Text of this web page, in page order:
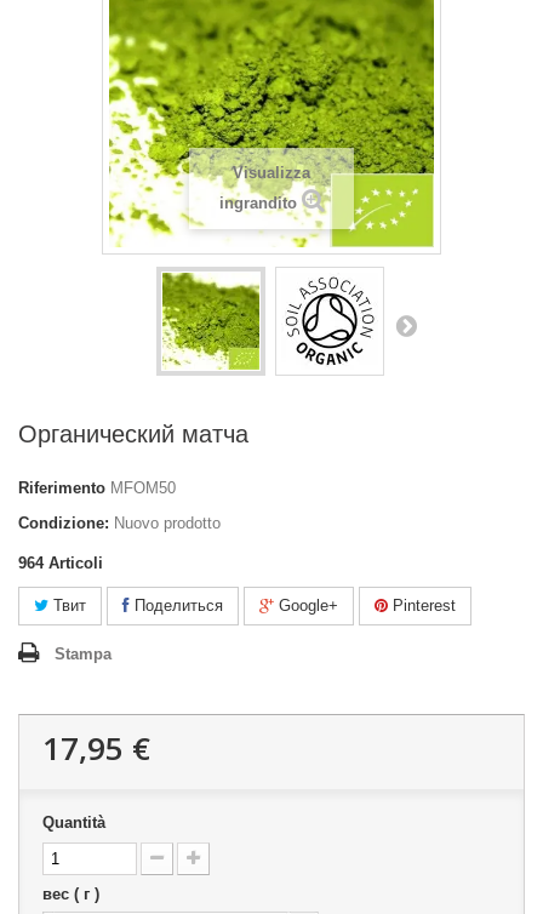
Visualizza
ingrandito
Органический матча
Riferimento MFOM50
Condizione: Nuovo prodotto
964 Articoli
Твит Поделиться Google+ Pinterest
Stampa
17,95 €
Quantità
вес ( г )